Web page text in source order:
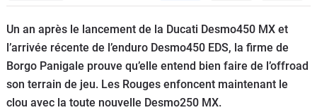
Scooters
&
125
Marques
Un an après le lancement de la Ducati Desmo450 MX et
l’arrivée récente de l’enduro Desmo450 EDS, la firme de
Borgo Panigale prouve qu’elle entend bien faire de l’offroad
son terrain de jeu. Les Rouges enfoncent maintenant le
clou avec la toute nouvelle Desmo250 MX.